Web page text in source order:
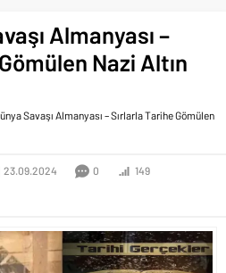
Almanyası –
Nazi Altın
Savaşı Almanyası – Sırlarla Tarihe Gömülen
23.09.2024 0 149